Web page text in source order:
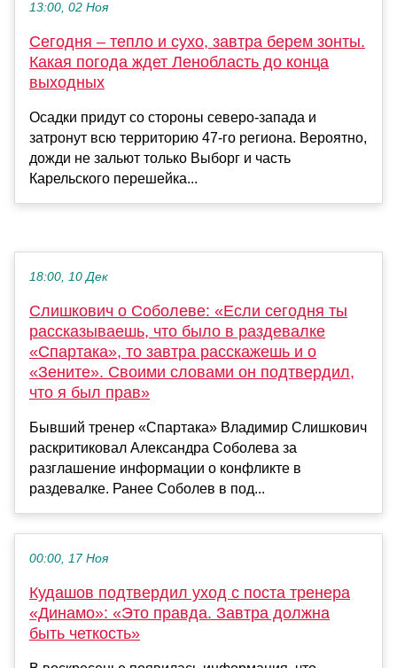
13:00, 02 Ноя
Сегодня – тепло и сухо, завтра берем зонты.
Какая погода ждет Ленобласть до конца
выходных
Осадки придут со стороны северо-запада и
затронут всю территорию 47-го региона. Вероятно,
дожди не зальют только Выборг и часть
Карельского перешейка...
18:00, 10 Дек
Слишкович о Соболеве: «Если сегодня ты
рассказываешь, что было в раздевалке
«Спартака», то завтра расскажешь и о
«Зените». Своими словами он подтвердил,
что я был прав»
Бывший тренер «Спартака» Владимир Слишкович
раскритиковал Александра Соболева за
разглашение информации о конфликте в
раздевалке. Ранее Соболев в под...
00:00, 17 Ноя
Кудашов подтвердил уход с поста тренера
«Динамо»: «Это правда. Завтра должна
быть четкость»